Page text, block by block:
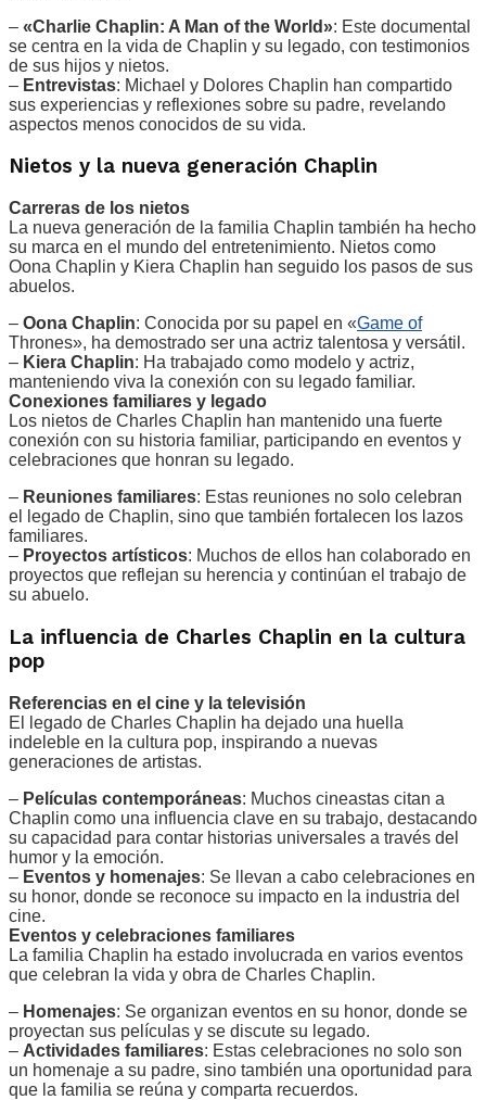
– «Charlie Chaplin: A Man of the World»: Este documental
se centra en la vida de Chaplin y su legado, con testimonios
de sus hijos y nietos.
– Entrevistas: Michael y Dolores Chaplin han compartido
sus experiencias y reflexiones sobre su padre, revelando
aspectos menos conocidos de su vida.
Nietos y la nueva generación Chaplin
Carreras de los nietos
La nueva generación de la familia Chaplin también ha hecho
su marca en el mundo del entretenimiento. Nietos como
Oona Chaplin y Kiera Chaplin han seguido los pasos de sus
abuelos.
– Oona Chaplin: Conocida por su papel en «Game of
Thrones», ha demostrado ser una actriz talentosa y versátil.
– Kiera Chaplin: Ha trabajado como modelo y actriz,
manteniendo viva la conexión con su legado familiar.
Conexiones familiares y legado
Los nietos de Charles Chaplin han mantenido una fuerte
conexión con su historia familiar, participando en eventos y
celebraciones que honran su legado.
– Reuniones familiares: Estas reuniones no solo celebran
el legado de Chaplin, sino que también fortalecen los lazos
familiares.
– Proyectos artísticos: Muchos de ellos han colaborado en
proyectos que reflejan su herencia y continúan el trabajo de
su abuelo.
La influencia de Charles Chaplin en la cultura
pop
Referencias en el cine y la televisión
El legado de Charles Chaplin ha dejado una huella
indeleble en la cultura pop, inspirando a nuevas
generaciones de artistas.
– Películas contemporáneas: Muchos cineastas citan a
Chaplin como una influencia clave en su trabajo, destacando
su capacidad para contar historias universales a través del
humor y la emoción.
– Eventos y homenajes: Se llevan a cabo celebraciones en
su honor, donde se reconoce su impacto en la industria del
cine.
Eventos y celebraciones familiares
La familia Chaplin ha estado involucrada en varios eventos
que celebran la vida y obra de Charles Chaplin.
– Homenajes: Se organizan eventos en su honor, donde se
proyectan sus películas y se discute su legado.
– Actividades familiares: Estas celebraciones no solo son
un homenaje a su padre, sino también una oportunidad para
que la familia se reúna y comparta recuerdos.